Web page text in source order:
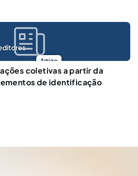
Artigo
coletivas a partir da
de identificação